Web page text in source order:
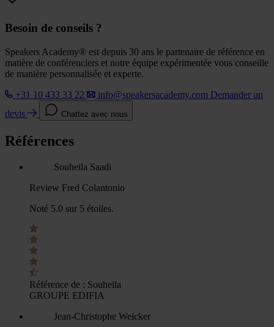
Besoin de conseils ?
Speakers Academy® est depuis 30 ans le partenaire de référence en
matière de conférenciers et notre équipe expérimentée vous conseille
de manière personnalisée et experte.
+31 10 433 33 22
info@speakersacademy.com Demander un
devis
Chattez avec nous
Références
Souheila Saadi
Review Fred Colantonio
Noté 5.0 sur 5 étoiles.
Référence de : Souheila
GROUPE EDIFIA
Jean-Christophe Weicker